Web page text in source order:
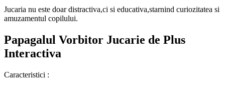
Jucaria nu este doar distractiva,ci si educativa,starnind curiozitatea si
amuzamentul copilului.
Papagalul Vorbitor Jucarie de Plus
Interactiva
Caracteristici :